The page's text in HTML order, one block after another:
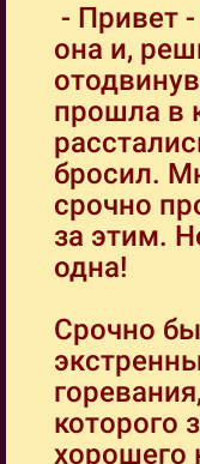
- Привет
она и,
прошла в
бросил.
срочно
за этим.
одна!
Срочно
которого
хорошего